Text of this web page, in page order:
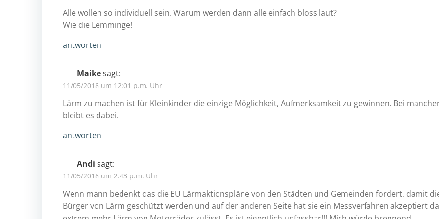
Alle wollen so individuell sein. Warum werden dann alle einfach bloss laut?
Wie die Lemminge!
antworten
Maikesagt:
11/05/2018 um 12:01 p.m. Uhr
Lärm zu machen ist für Kleinkinder die einzige Möglichkeit, Aufmerksamkeit zu gewinnen. Bei
bleibt es dabei.
antworten
Andi sagt:
11/05/2018 um 2:43 p.m. Uhr
Wenn mann bedenkt das die EU Lärmaktionspläne von den Städten und Gemeinden fordert, damit
Bürger von Lärm geschützt werden und auf der anderen Seite hat sie ein Messverfahren akzeptiert